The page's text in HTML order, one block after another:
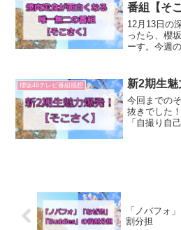
番組【そ
12月13日の
ったら、櫻
ーす。今週
せいでもな
櫻坂46テレビ番組感想 新2期生魅
今回までの
抜きでした
「自撮り自
「ノバフォ
割分担